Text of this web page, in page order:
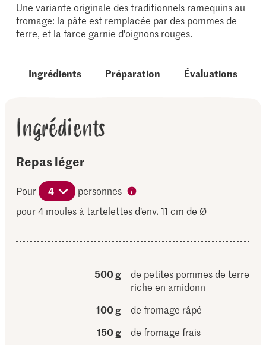
Une variante originale des traditionnels ramequins au
fromage: la pâte est remplacée par des pommes de
terre, et la farce garnie d'oignons rouges.
Ingrédients Préparation Évaluations
Ingrédients
Repas léger
Pour 4
personnes
pour 4 moules à tartelettes d’env. 11 cm de Ø
500 g
de petites pommes de terre
riche en amidonn
100 g
de fromage râpé
150 g
de fromage frais